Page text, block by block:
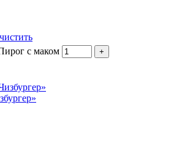
с маком
+